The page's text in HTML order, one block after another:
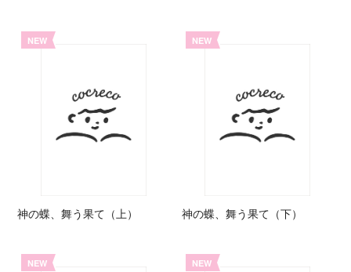
NEW
神の蝶、舞う果て（上）
NEW
神の蝶、舞う果て（下）
NEW NEW